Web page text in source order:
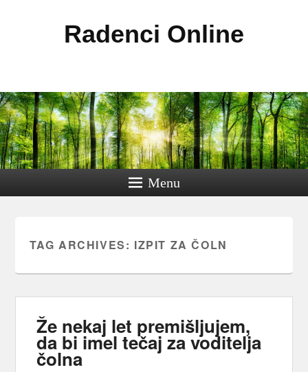
Radenci Online
Menu
TAG ARCHIVES: IZPIT ZA ČOLN
Že nekaj let premišljujem,
da bi imel tečaj za voditelja
čolna